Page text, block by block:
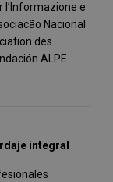
l’Informazione e
Nacional
des
ALPE
integral